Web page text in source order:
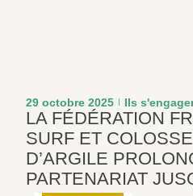
29 octobre 2025 Ils
LA FÉDÉRATION
SURF ET
D’ARGILE
PARTENARIAT